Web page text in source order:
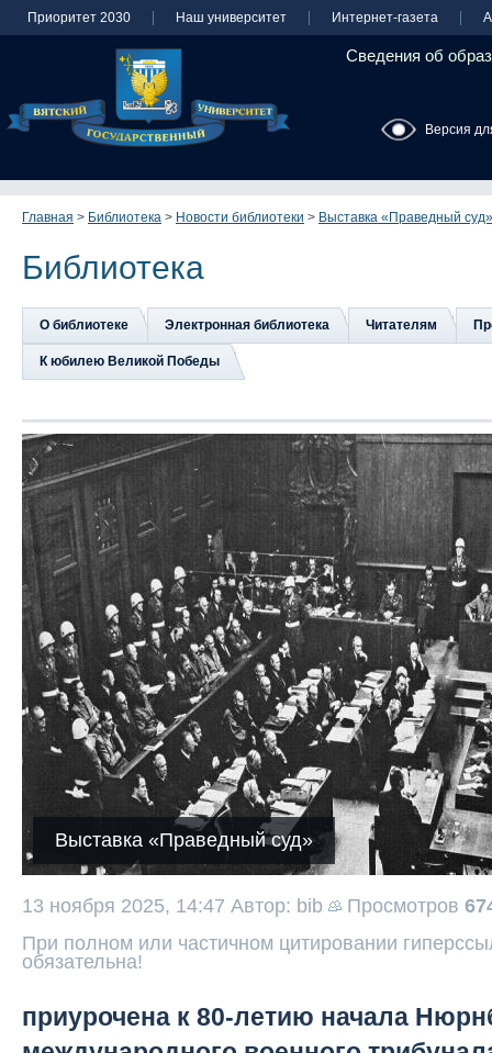
Приоритет 2030 Наш университет Интернет-газета
Сведения об
Версия
Главная > Библиотека > Новости библиотеки > Выставка «Праведный суд»
Библиотека
О библиотеке Электронная библиотека Читателям
К юбилею Великой Победы
Выставка «Праведный суд»
13 ноября 2025, 14:47 Автор: bib Просмотров
При полном или частичном цитировании
обязательна!
приурочена к 80-летию начала